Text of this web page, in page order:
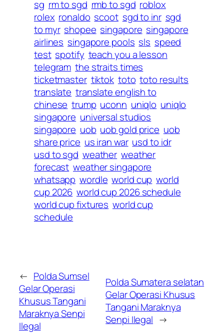
sg rm to sgd rmb to sgd roblox
rolex ronaldo scoot sgd to inr sgd
to myr shopee singapore singapore
airlines singapore pools sls speed
test spotify teach you a lesson
telegram the straits times
ticketmaster tiktok toto toto results
translate translate english to
chinese trump uconn uniqlo uniqlo
singapore universal studios
singapore uob uob gold price uob
share price us iran war usd to idr
usd to sgd weather weather
forecast weather singapore
whatsapp wordle world cup world
cup 2026 world cup 2026 schedule
world cup fixtures world cup
schedule
← Polda Sumsel
Gelar Operasi
Khusus Tangani
Maraknya Senpi
Ilegal
Polda Sumatera selatan
Gelar Operasi Khusus
Tangani Maraknya
Senpi Ilegal →